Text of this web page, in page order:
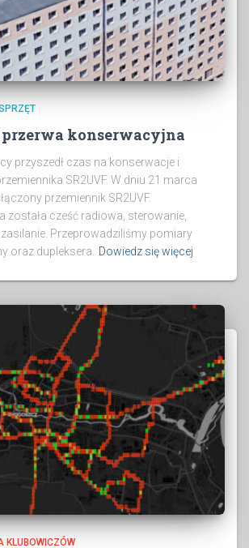
przerwa konserwacyjna
przyszedł czas na konserwacje i
SR2UVF. W dniu 21 marca
przemiennik SR2UVF.
została cześć radiowa, sterowanie,
Przeprowadziliśmy pomiary
oraz dupleksera. Dowiedz się więcej
KLUBOWICZÓW